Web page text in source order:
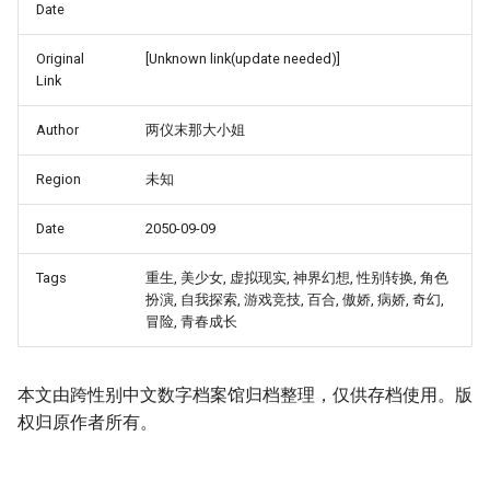
Date
Original
Link
[Unknown link(update needed)]
Author 两仪末那大小姐
Region 未知
Date 2050-09-09
Tags
重生, 美少女, 虚拟现实, 神界幻想, 性别转换, 角色
扮演, 自我探索, 游戏竞技, 百合, 傲娇, 病娇, 奇幻,
冒险, 青春成长
本文由跨性别中文数字档案馆归档整理，仅供存档使用。版
权归原作者所有。